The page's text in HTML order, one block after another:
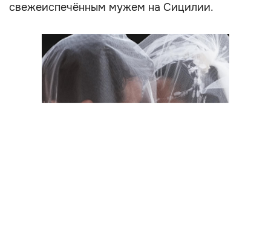
свежеиспечённым мужем на Сицилии.